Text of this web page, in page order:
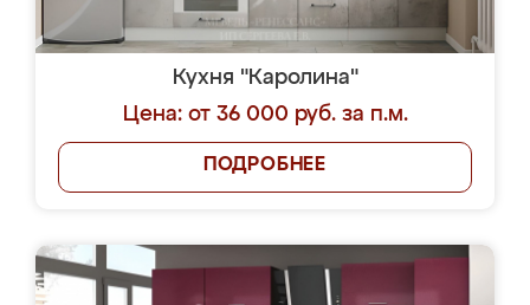
Кухня "Каролина"
Цена: от 36 000 руб. за п.м.
ПОДРОБНЕЕ